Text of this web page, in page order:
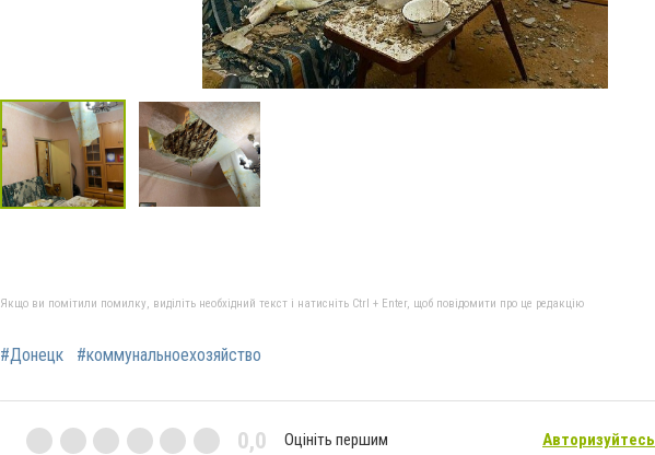
Якщо ви помітили помилку, виділіть необхідний текст і натисніть Ctrl + Enter, щоб повідомити про це редакцію
#Донецк #коммунальноехозяйство
0,0 Оцініть першим Авторизуйтесь